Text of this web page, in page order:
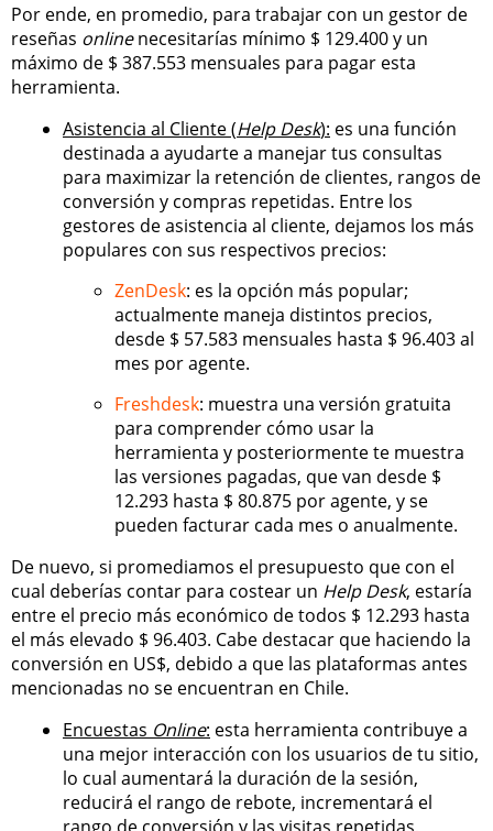
Por ende, en promedio, para trabajar con un gestor de
reseñas onlinenecesitarías mínimo $ 129.400 y un
máximo de $ 387.553 mensuales para pagar esta
herramienta.
Asistencia al Cliente (Help Desk): es una función
destinada a ayudarte a manejar tus consultas
para maximizar la retención de clientes, rangos de
conversión y compras repetidas. Entre los
gestores de asistencia al cliente, dejamos los más
populares con sus respectivos precios:
ZenDesk: es la opción más popular;
actualmente maneja distintos precios,
desde $ 57.583 mensuales hasta $ 96.403 al
mes por agente.
Freshdesk: muestra una versión gratuita
para comprender cómo usar la
herramienta y posteriormente te muestra
las versiones pagadas, que van desde $
12.293 hasta $ 80.875 por agente, y se
pueden facturar cada mes o anualmente.
De nuevo, si promediamos el presupuesto que con el
cual deberías contar para costear un Help Desk, estaría
entre el precio más económico de todos $ 12.293 hasta
el más elevado $ 96.403. Cabe destacar que haciendo la
conversión en US$, debido a que las plataformas antes
mencionadas no se encuentran en Chile.
Encuestas Online: esta herramienta contribuye a
una mejor interacción con los usuarios de tu sitio,
lo cual aumentará la duración de la sesión,
reducirá el rango de rebote, incrementará el